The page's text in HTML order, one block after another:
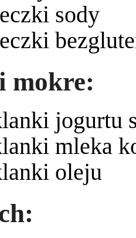
sody
mokre:
jogurtu
mleka
oleju